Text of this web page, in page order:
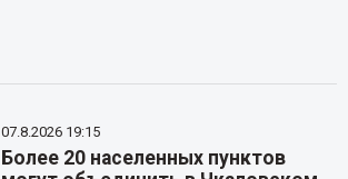
07.8.2026 19:15
Более 20 населенных пунктов